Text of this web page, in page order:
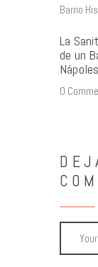
La
de un
Nápoles
0